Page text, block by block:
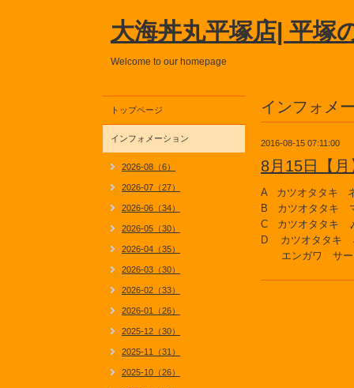
大海丼丸平塚店| 平塚
Welcome to our homepage
インフォメ
2016-08-15 07:11:00
8月15日【
A カツオタタキ
B カツオタタキ
C カツオタタキ
D カツオタタキ
エンガワ サー
トップページ
インフォメーション
2026-08（6）
2026-07（27）
2026-06（34）
2026-05（30）
2026-04（35）
2026-03（30）
2026-02（33）
2026-01（26）
2025-12（30）
2025-11（31）
2025-10（26）